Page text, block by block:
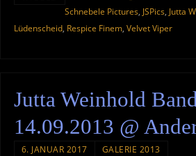
Schnebele Pictures, JSPics, Jutta
Lüdenscheid, Respice Finem, Velvet Viper
Jutta Weinhold Band
14.09.2013 @
6. JANUAR 2017 GALERIE 2013